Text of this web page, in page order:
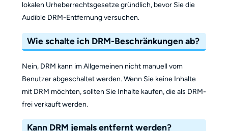
lokalen Urheberrechtsgesetze gründlich, bevor Sie die
Audible DRM-Entfernung versuchen.
Wie schalte ich DRM-Beschränkungen ab?
Nein, DRM kann im Allgemeinen nicht manuell vom
Benutzer abgeschaltet werden. Wenn Sie keine Inhalte
mit DRM möchten, sollten Sie Inhalte kaufen, die als DRM-
frei verkauft werden.
Kann DRM jemals entfernt werden?